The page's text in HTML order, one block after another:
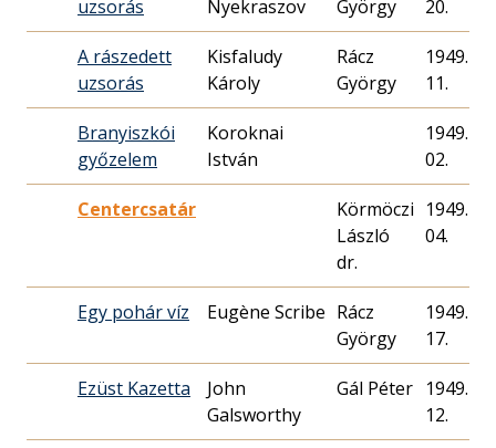
uzsorás
Nyekraszov
György
20.
A rászedett
uzsorás
Kisfaludy
Károly
Rácz
György
1949. 12.
11.
Branyiszkói
győzelem
Koroknai
István
1949. 02.
02.
Centercsatár
Körmöczi
László
dr.
1949. 12.
04.
Egy pohár víz Eugène Scribe Rácz
György
1949. 04.
17.
Ezüst Kazetta
John
Galsworthy
Gál Péter 1949. 02.
12.